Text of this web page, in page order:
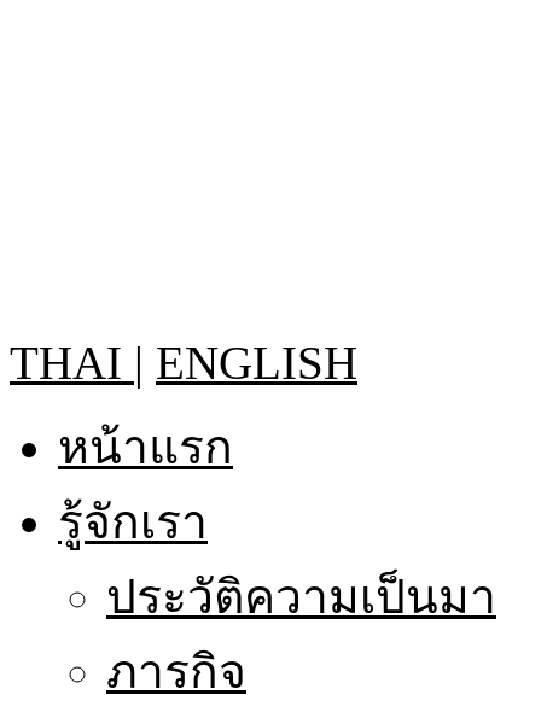
THAI | ENGLISH
หน้าแรก
รู้จักเรา
ประวัติความเป็นมา
ภารกิจ